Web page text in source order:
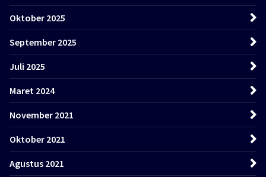
Oktober 2025
September 2025
Juli 2025
Maret 2024
November 2021
Oktober 2021
Agustus 2021